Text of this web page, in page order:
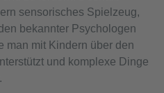
sensorisches Spielzeug,
bekannter Psychologen
man mit Kindern über den
und komplexe Dinge